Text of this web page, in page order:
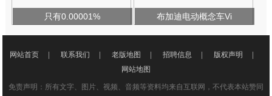
只有0.00001% 布加迪电动概念车Vi
网站首页 | 联系我们 | 老版地图 | 招聘信息 | 版权声明
|
网站地图
免责声明：所有文字、图片、视频、音频等资料均来自互联网，不代表本站赞同